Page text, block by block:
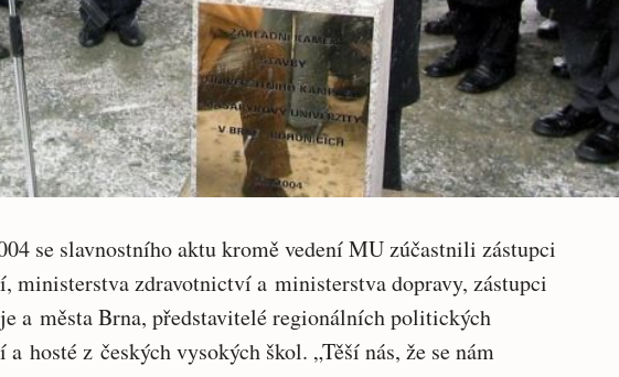
se slavnostního aktu kromě vedení MU zúčastnili zástupci
ministerstva zdravotnictví a ministerstva dopravy, zástupci
a města Brna, představitelé regionálních politických
hosté z českých vysokých škol. „Těší nás, že se nám